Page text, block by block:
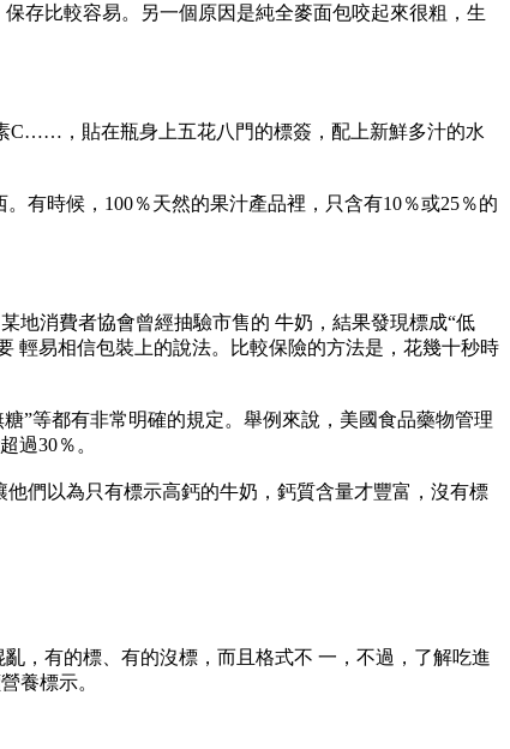
存比較容易。另一個原因是純全麥面包咬起來很粗，生
，貼在瓶身上五花八門的標簽，配上新鮮多汁的水
有時候，100％天然的果汁產品裡，只含有10％或25％的
消費者協會曾經抽驗市售的 牛奶，結果發現標成“低
輕易相信包裝上的說法。比較保險的方法是，花幾十秒時
”等都有非常明確的規定。舉例來說，美國食品藥物管理
過30％。
們以為只有標示高鈣的牛奶，鈣質含量才豐富，沒有標
有的標、有的沒標，而且格式不 一，不過，了解吃進
養標示。